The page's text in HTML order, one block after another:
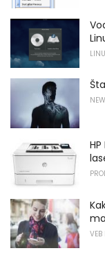
VEB